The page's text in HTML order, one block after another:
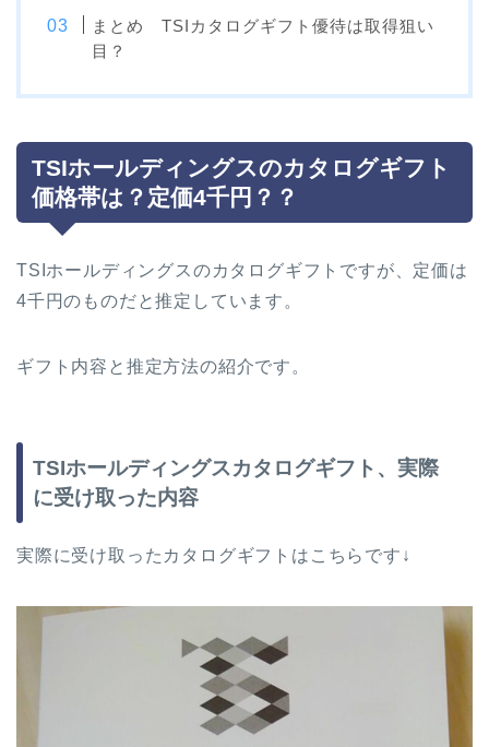
まとめ TSIカタログギフト優待は取得狙い
目？
TSIホールディングスのカタログギフト
価格帯は？定価4千円？？
TSIホールディングスのカタログギフトですが、定価は
4千円のものだと推定しています。
ギフト内容と推定方法の紹介です。
TSIホールディングスカタログギフト、実際
に受け取った内容
実際に受け取ったカタログギフトはこちらです↓